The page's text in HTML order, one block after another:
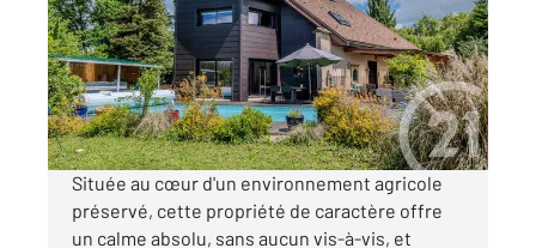
Maison à vendre
1 359 000 €
Visiter le site dédié
Située au cœur d'un environnement agricole
préservé, cette propriété de caractère offre
un calme absolu, sans aucun vis-à-vis, et